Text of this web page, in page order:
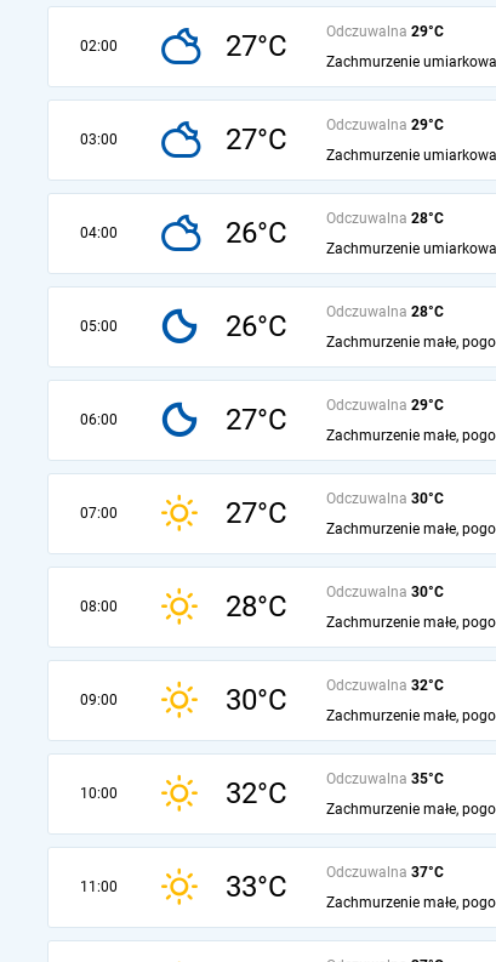
02:00 27°C Odczuwalna 29°C
Zachmurzenie
03:00 27°C Odczuwalna 29°C
Zachmurzenie
04:00 26°C Odczuwalna 28°C
Zachmurzenie
05:00 26°C Odczuwalna 28°C
Zachmurzenie małe,
06:00 27°C Odczuwalna 29°C
Zachmurzenie małe,
07:00 27°C Odczuwalna 30°C
Zachmurzenie małe,
08:00 28°C Odczuwalna 30°C
Zachmurzenie małe,
09:00 30°C Odczuwalna 32°C
Zachmurzenie małe,
10:00 32°C Odczuwalna 35°C
Zachmurzenie małe,
11:00 33°C Odczuwalna 37°C
Zachmurzenie małe,